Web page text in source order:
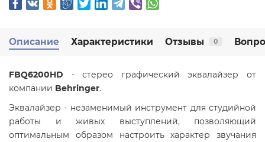
Описание Характеристики Отзывы 0
FBQ6200HD - стерео графический эквалайзер от
компании Behringer.
Эквалайзер - незаменимый инструмент для студийной
работы и живых выступлений, позволяющий
оптимальным образом настроить характер звучания